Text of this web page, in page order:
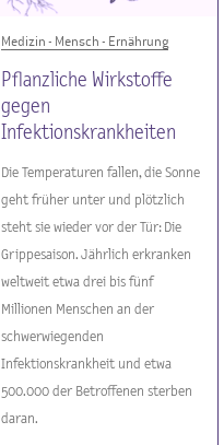
Medizin - Mensch - Ernährung
Pflanzliche Wirkstoffe
gegen
Infektionskrankheiten
Die Temperaturen fallen, die Sonne
geht früher unter und plötzlich
steht sie wieder vor der Tür: Die
Grippesaison. Jährlich erkranken
weltweit etwa drei bis fünf
Millionen Menschen an der
schwerwiegenden
Infektionskrankheit und etwa
500.000 der Betroffenen sterben
daran.